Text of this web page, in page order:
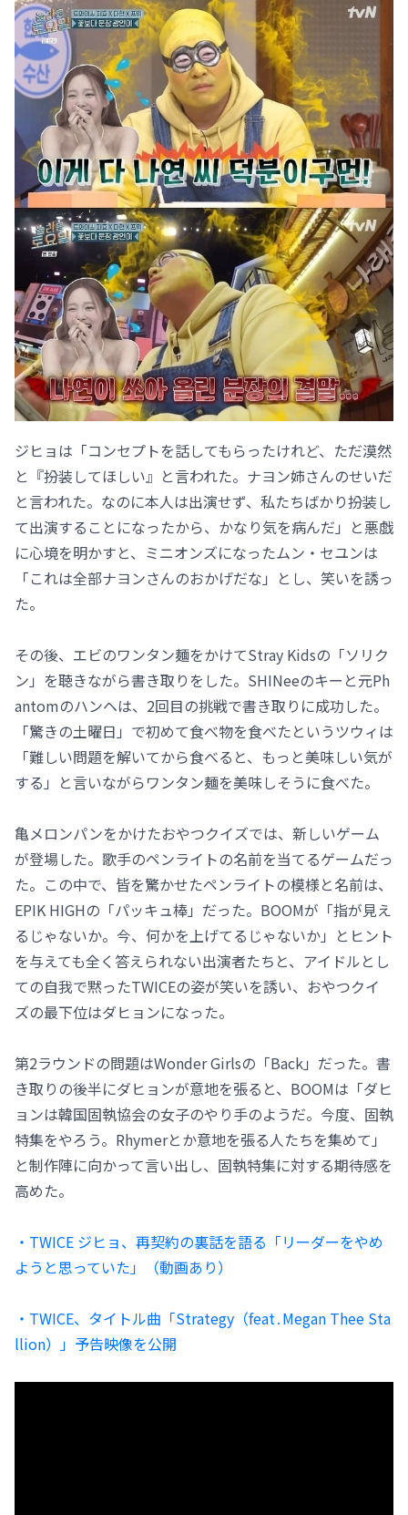
ジヒョは「コンセプトを話してもらったけれど、ただ漠然
と『扮装してほしい』と言われた。ナヨン姉さんのせいだ
と言われた。なのに本人は出演せず、私たちばかり扮装し
て出演することになったから、かなり気を病んだ」と悪戯
に心境を明かすと、ミニオンズになったムン・セユンは
「これは全部ナヨンさんのおかげだな」とし、笑いを誘っ
た。
その後、エビのワンタン麺をかけてStray Kidsの「ソリク
ン」を聴きながら書き取りをした。SHINeeのキーと元Ph
antomのハンヘは、2回目の挑戦で書き取りに成功した。
「驚きの土曜日」で初めて食べ物を食べたというツウィは
「難しい問題を解いてから食べると、もっと美味しい気が
する」と言いながらワンタン麺を美味しそうに食べた。
亀メロンパンをかけたおやつクイズでは、新しいゲーム
が登場した。歌手のペンライトの名前を当てるゲームだっ
た。この中で、皆を驚かせたペンライトの模様と名前は、
EPIK HIGHの「パッキュ棒」だった。BOOMが「指が見え
るじゃないか。今、何かを上げてるじゃないか」とヒント
を与えても全く答えられない出演者たちと、アイドルとし
ての自我で黙ったTWICEの姿が笑いを誘い、おやつクイ
ズの最下位はダヒョンになった。
第2ラウンドの問題はWonder Girlsの「Back」だった。書
き取りの後半にダヒョンが意地を張ると、BOOMは「ダヒ
ョンは韓国固執協会の女子のやり手のようだ。今度、固執
特集をやろう。Rhymerとか意地を張る人たちを集めて」
と制作陣に向かって言い出し、固執特集に対する期待感を
高めた。
・TWICE ジヒョ、再契約の裏話を語る「リーダーをやめ
ようと思っていた」（動画あり）
・TWICE、タイトル曲「Strategy（feat․Megan Thee Sta
llion）」予告映像を公開